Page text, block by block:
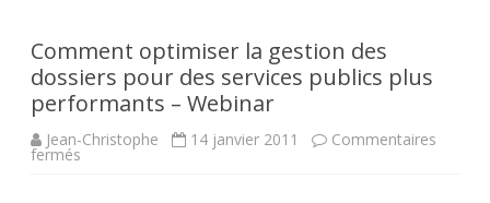
Comment optimiser la gestion des
dossiers pour des services publics plus
performants – Webinar
Jean-Christophe 14 janvier 2011 Commentaires
fermés